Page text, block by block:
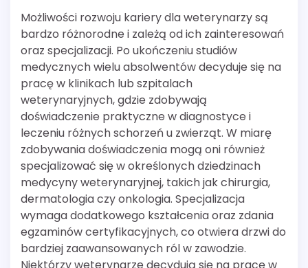
Możliwości rozwoju kariery dla weterynarzy są
bardzo różnorodne i zależą od ich zainteresowań
oraz specjalizacji. Po ukończeniu studiów
medycznych wielu absolwentów decyduje się na
pracę w klinikach lub szpitalach
weterynaryjnych, gdzie zdobywają
doświadczenie praktyczne w diagnostyce i
leczeniu różnych schorzeń u zwierząt. W miarę
zdobywania doświadczenia mogą oni również
specjalizować się w określonych dziedzinach
medycyny weterynaryjnej, takich jak chirurgia,
dermatologia czy onkologia. Specjalizacja
wymaga dodatkowego kształcenia oraz zdania
egzaminów certyfikacyjnych, co otwiera drzwi do
bardziej zaawansowanych ról w zawodzie.
Niektórzy weterynarze decydują się na pracę w